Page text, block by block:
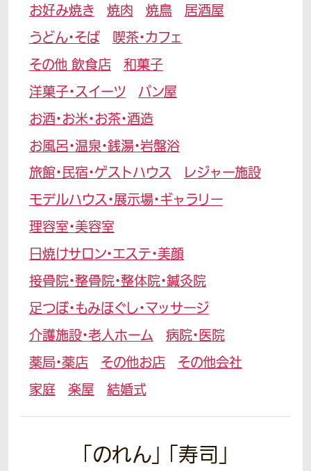
お好み焼き
焼肉 焼鳥
居酒屋
うどん・そば
喫茶・カフェ
その他 飲食店
和菓子
洋菓子・スイーツ
パン屋
お酒・お米・お茶・酒造
お風呂・温泉・銭湯・岩盤浴
旅館・民宿・ゲストハウス
レジャー施設
モデルハウス・展示場・ギャラリー
理容室・美容室
日焼けサロン・エステ・美顔
接骨院・整骨院・整体院・鍼灸院
足つぼ・もみほぐし・マッサージ
介護施設・老人ホーム
病院・医院
薬局・薬店
その他お店
その他会社
家庭
楽屋 結婚式
「のれん」 「寿司」